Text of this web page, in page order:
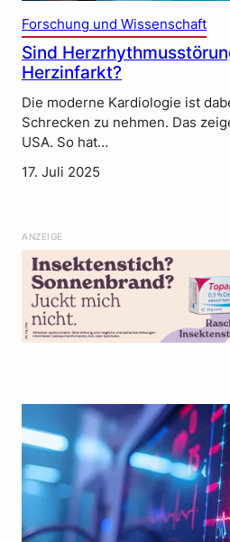
Forschung und Wissenschaft
Sind
Herzinfarkt?
Die moderne Kardiologie ist
Schrecken zu nehmen. Das
USA. So hat…
17. Juli 2025
ANZEIGE